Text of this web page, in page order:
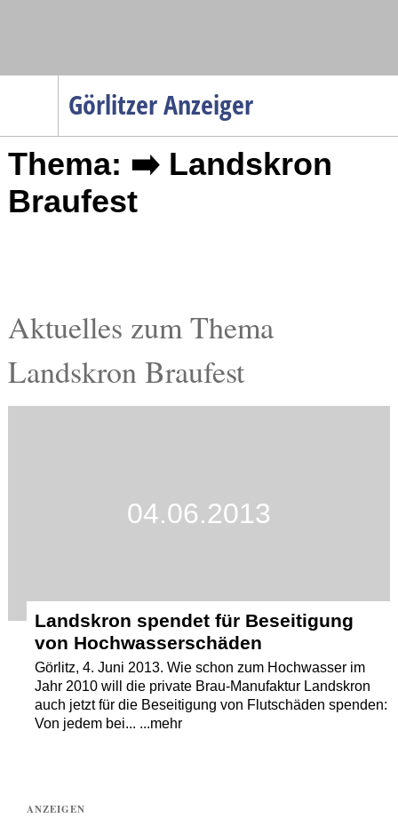
Görlitzer Anzeiger
Menüpunkte
Startseite
Gesellschaft
Gesundheit
Thema: ➡️ Landskron
Braufest
Aktuelles zum Thema
Landskron Braufest
04.06.2013
Landskron spendet für Beseitigung
von Hochwasserschäden
Görlitz, 4. Juni 2013. Wie schon zum Hochwasser im
Jahr 2010 will die private Brau-Manufaktur Landskron
auch jetzt für die Beseitigung von Flutschäden spenden:
Von jedem bei... ...mehr
ANZEIGEN